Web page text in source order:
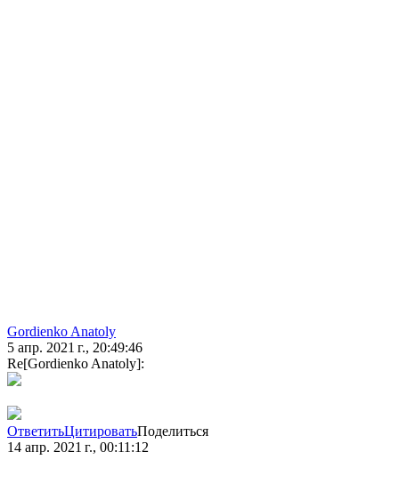
Gordienko Anatoly
5 апр. 2021 г., 20:49:46
Re[Gordienko Anatoly]:
ОтветитьЦитироватьПоделиться
14 апр. 2021 г., 00:11:12